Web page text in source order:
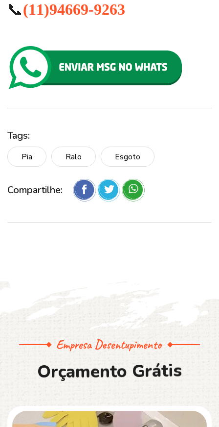
📞(11)94669-9263
Tags:
Pia Ralo Esgoto
Compartilhe:
Empresa Desentupimento
Orçamento Grátis